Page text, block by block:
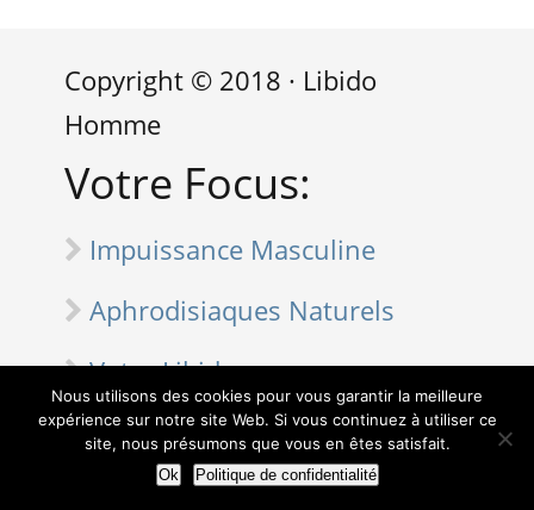
Copyright © 2018 · Libido
Homme
Votre Focus:
Impuissance Masculine
Aphrodisiaques Naturels
Votre Libido
La Testostérone
Nous utilisons des cookies pour vous garantir la meilleure
expérience sur notre site Web. Si vous continuez à utiliser ce
site, nous présumons que vous en êtes satisfait.
Ok Politique de confidentialité